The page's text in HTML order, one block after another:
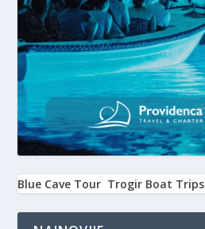
Blue Cave Tour Trogir Boat Trips